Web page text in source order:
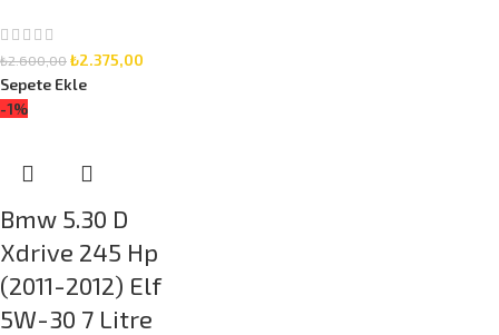
₺2.600,00₺2.375,00
Sepete Ekle
-1%
Bmw 5.30 D
Xdrive 245 Hp
(2011-2012) Elf
5W-30 7 Litre